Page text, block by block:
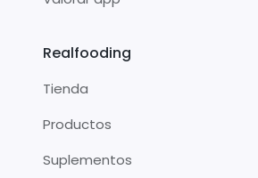
Realfooding
Tienda
Productos
Suplementos